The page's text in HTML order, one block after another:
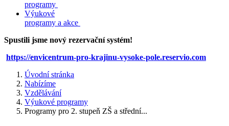
programy
Výukové
programy a akce
Spustili jsme nový rezervační systém!
https://envicentrum-pro-krajinu-vysoke-pole.reservio.com
Úvodní stránka
Nabízíme
Vzdělávání
Výukové programy
Programy pro 2. stupeň ZŠ a střední...